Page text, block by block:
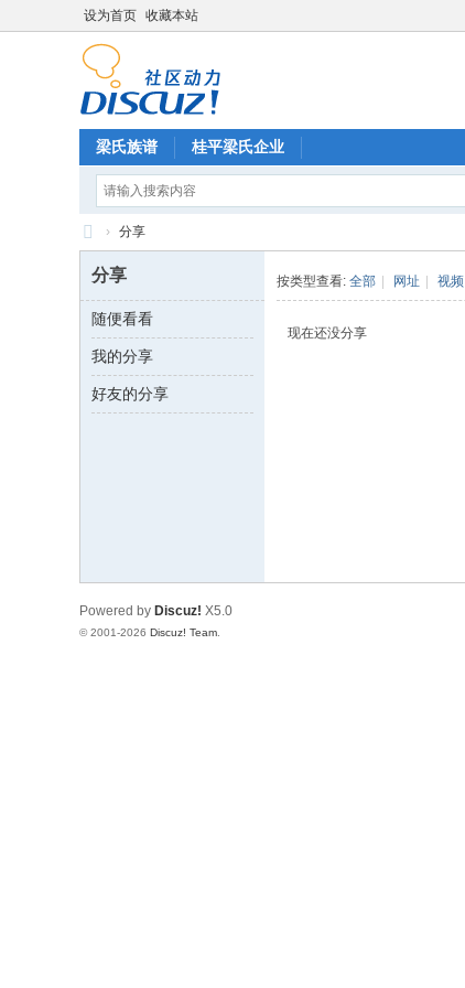
设为首页 收藏本站
梁氏族谱 桂平梁氏企业
梁
氏
论
坛
› 分享
分享
随便看看
我的分享
好友的分享
按类型查看: 全部 网址 视频
现在还没分享
Powered by Discuz! X5.0
© 2001-2026 Discuz! Team